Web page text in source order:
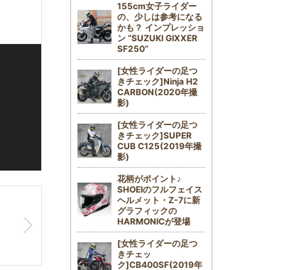
155cm女子ライダー
の、少しは参考になる
かも？ インプレッショ
ン “SUZUKI GIXXER
SF250”
[女性ライダーの足つ
きチェック]Ninja H2
CARBON(2020年撮
影)
[女性ライダーの足つ
きチェック]SUPER
CUB C125(2019年撮
影)
花柄がポイント♪
SHOEIのフルフェイス
ヘルメット・Z-7に新
グラフィックの
HARMONICが登場
[女性ライダーの足つ
きチェッ
ク]CB400SF(2019年